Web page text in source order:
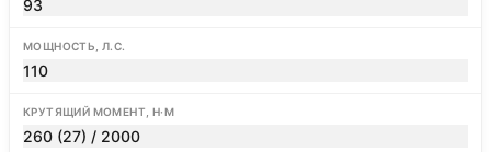
93
МОЩНОСТЬ, Л.С.
110
КРУТЯЩИЙ МОМЕНТ, Н·М
260 (27) / 2000